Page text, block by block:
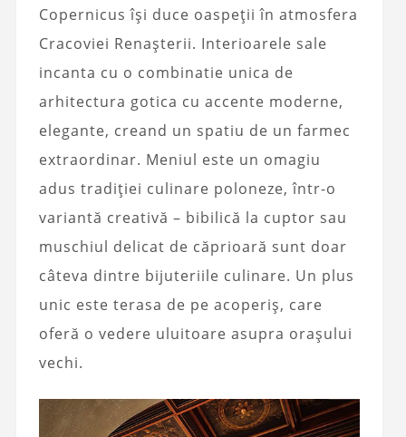
Copernicus își duce oaspeții în atmosfera
Cracoviei Renașterii. Interioarele sale
incanta cu o combinatie unica de
arhitectura gotica cu accente moderne,
elegante, creand un spatiu de un farmec
extraordinar. Meniul este un omagiu
adus tradiției culinare poloneze, într-o
variantă creativă – bibilică la cuptor sau
muschiul delicat de căprioară sunt doar
câteva dintre bijuteriile culinare. Un plus
unic este terasa de pe acoperiș, care
oferă o vedere uluitoare asupra orașului
vechi.